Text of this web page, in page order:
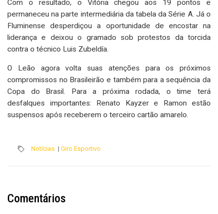
Com o resultado, o Vitória chegou aos 19 pontos e
permaneceu na parte intermediária da tabela da Série A. Já o
Fluminense desperdiçou a oportunidade de encostar na
liderança e deixou o gramado sob protestos da torcida
contra o técnico Luis Zubeldía.
O Leão agora volta suas atenções para os próximos
compromissos no Brasileirão e também para a sequência da
Copa do Brasil. Para a próxima rodada, o time terá
desfalques importantes: Renato Kayzer e Ramon estão
suspensos após receberem o terceiro cartão amarelo.
Notícias | Giro Esportivo
Comentários